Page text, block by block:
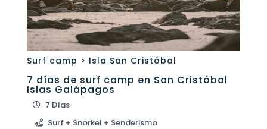
Surf camp > Isla San Cristóbal
7 días de surf camp en San Cristóbal
islas Galápagos
7 Días
Surf + Snorkel + Senderismo